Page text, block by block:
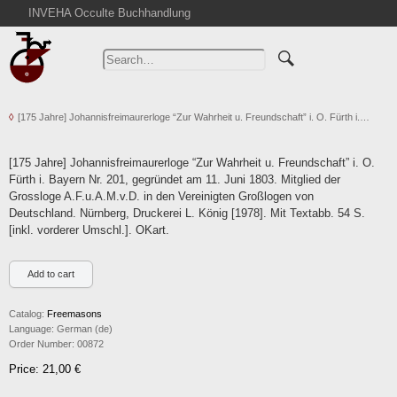
INVEHA Occulte Buchhandlung
Home
Advanced Search
Cart
Purchase
Abbreviations
Contact
Withdrawal
Imprint
[175 Jahre] Johannisfreimaurerloge “Zur Wahrheit u. Freundschaft” i. O. Fürth i.…
[175 Jahre] Johannisfreimaurerloge “Zur Wahrheit u. Freundschaft” i. O.
Fürth i. Bayern Nr. 201, gegründet am 11. Juni 1803. Mitglied der
Grossloge A.F.u.A.M.v.D. in den Vereinigten Großlogen von
Deutschland. Nürnberg, Druckerei L. König [1978]. Mit Textabb. 54 S.
[inkl. vorderer Umschl.]. OKart.
Catalog: Freemasons
Language: German (de)
Order Number: 00872
Price: 21,00 €